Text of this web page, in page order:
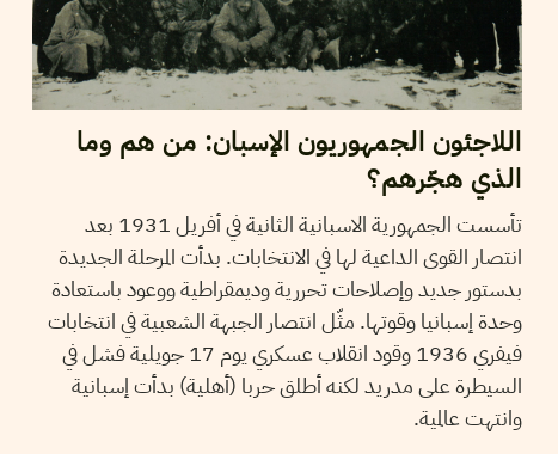
اللاجئون الجمهوريون الإسبان: من هم وما
الذي هجّرهم؟
تأسست الجمهورية الاسبانية الثانية في أفريل 1931 بعد
انتصار القوى الداعية لها في الانتخابات. بدأت المرحلة الجديدة
بدستور جديد وإصلاحات تحررية وديمقراطية ووعود باستعادة
وحدة إسبانيا وقوتها. مثّل انتصار الجبهة الشعبية في انتخابات
فيفري 1936 وقود انقلاب عسكري يوم 17 جويلية فشل في
السيطرة على مدريد لكنه أطلق حربا (أهلية) بدأت إسبانية
وانتهت عالمية.